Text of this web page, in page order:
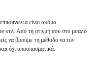
είναι ακόμα
Από τη στιγμή που στο μυαλό
να βρούμε τη μέθοδο να τον
όχι αποσπασματικά.